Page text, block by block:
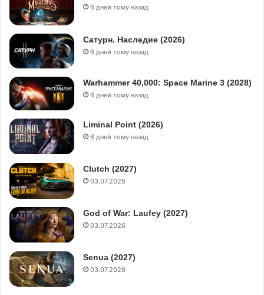
6 дней тому назад
Сатурн. Наследие (2026)
6 дней тому назад
Warhammer 40,000: Space Marine 3 (2028)
6 дней тому назад
Liminal Point (2026)
6 дней тому назад
Clutch (2027)
03.07.2026
God of War: Laufey (2027)
03.07.2026
Senua (2027)
03.07.2026